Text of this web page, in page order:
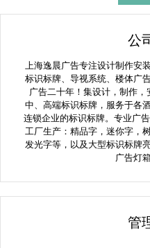
公
上海逸晨广告专注设计制作安
标识标牌、导视系统、楼体广
广告二十年！集设计，制作
中、高端标识标牌，服务于各
连锁企业的标识标牌。专业广
工厂生产：精品字，迷你字，
发光字等，以及大型标识标牌
广告灯
管